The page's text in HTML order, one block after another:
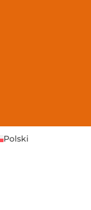
Polski